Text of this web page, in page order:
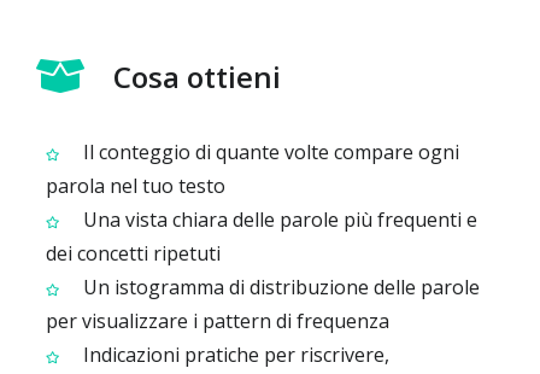
Cosa ottieni
Il conteggio di quante volte compare ogni
parola nel tuo testo
Una vista chiara delle parole più frequenti e
dei concetti ripetuti
Un istogramma di distribuzione delle parole
per visualizzare i pattern di frequenza
Indicazioni pratiche per riscrivere,